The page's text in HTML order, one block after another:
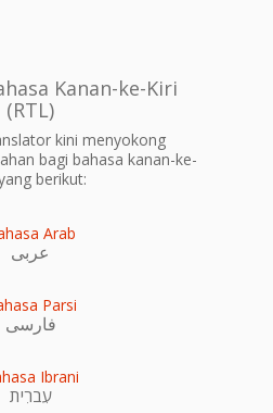
Kanan-ke-Kiri
(RTL)
kini menyokong
bagi bahasa kanan-ke-
berikut:
Arab
عربى
Parsi
فارسی
Ibrani
עִברִית